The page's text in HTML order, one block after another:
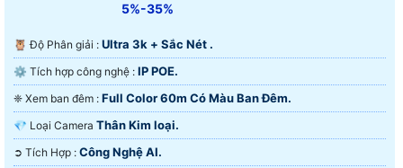
5%-35%
🦉 Độ Phân giải : Ultra 3k + Sắc Nét .
⚙ Tích hợp công nghệ : IP POE.
❈ Xem ban đêm : Full Color 60m Có Màu Ban Ðêm.
💎 Loại Camera Thân Kim loại.
️➲ Tích Hợp : Công Nghệ AI.